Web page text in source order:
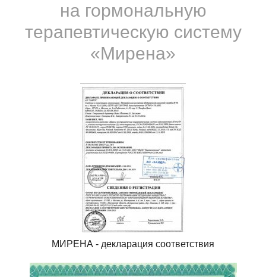
на гормональную
терапевтическую систему
«Мирена»
МИРЕНА - декларация соответствия